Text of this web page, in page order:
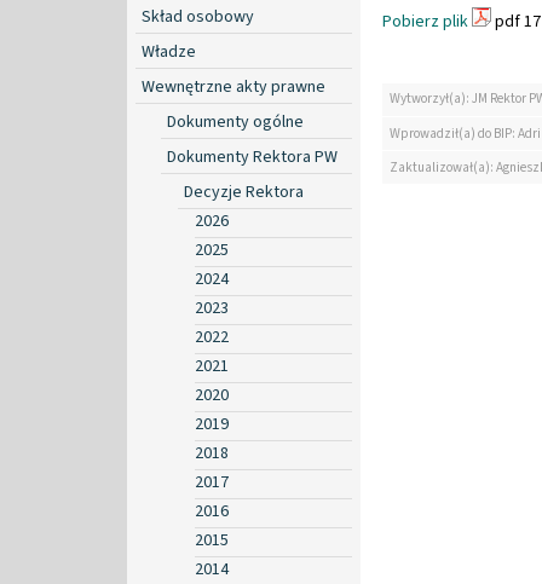
Skład osobowy
Władze
Wewnętrzne akty prawne
Dokumenty ogólne
Dokumenty Rektora PW
Decyzje Rektora
2026
2025
2024
2023
2022
2021
2020
2019
2018
2017
2016
2015
2014
Pobierz plik
pdf
Wytworzył(a): JM Rektor
Wprowadził(a) do BIP:
Zaktualizował(a):